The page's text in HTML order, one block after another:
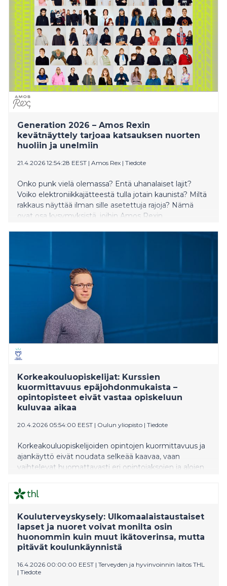
Generation 2026 – Amos Rexin
kevätnäyttely tarjoaa katsauksen nuorten
huoliin ja unelmiin
21.4.2026 12:54:28 EEST | Amos Rex | Tiedote
Onko punk vielä olemassa? Entä uhanalaiset lajit?
Voiko elektroniikkajätteestä tulla jotain kaunista? Miltä
rakkaus näyttää ilman sille asetettuja rajoja? Nämä
ovat osa kysymyksistä, joihin Amos Rexin
Korkeakouluopiskelijat: Kurssien
kuormittavuus epäjohdonmukaista –
opintopisteet eivät vastaa opiskeluun
kuluvaa aikaa
20.4.2026 05:54:00 EEST | Oulun yliopisto | Tiedote
Korkeakouluopiskelijoiden opintojen kuormittavuus ja
ajankäyttö eivät noudata selkeää kaavaa, vaan
vaihtelevat huomattavasti eri opintojaksojen ja alojen
todellista työmäärää, kertoo Oulun yliopiston uusi
väitöstutkimus.
Kouluterveyskysely: Ulkomaalaistaustaiset
lapset ja nuoret voivat monilta osin
huonommin kuin muut ikätoverinsa, mutta
pitävät koulunkäynnistä
16.4.2026 00:00:00 EEST | Terveyden ja hyvinvoinnin laitos THL
| Tiedote